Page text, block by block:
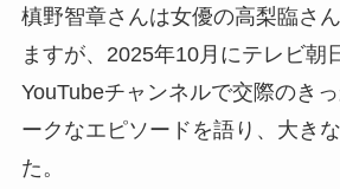
槙野智章さんは女優の高梨臨さ
ますが、2025年10月にテレビ朝
YouTubeチャンネルで交際のき
ークなエピソードを語り、大き
た。